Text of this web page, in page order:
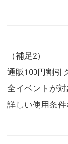
（補足2）
通販100円割引
全イベントが対
詳しい使用条件